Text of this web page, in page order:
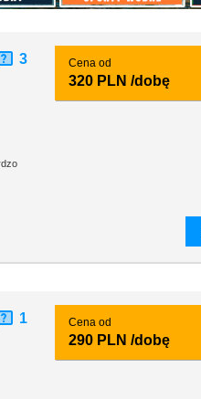
3 Cena od
320 PLN /dobę
1 Cena od
290 PLN /dobę